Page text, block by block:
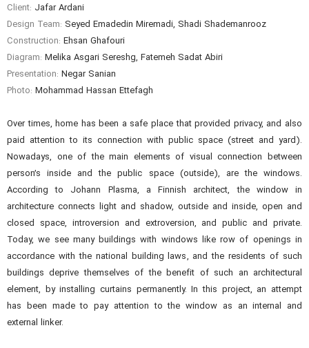
Client: Jafar Ardani
Design Team: Seyed Emadedin Miremadi, Shadi Shademanrooz
Construction: Ehsan Ghafouri
Diagram: Melika Asgari Sereshg, Fatemeh Sadat Abiri
Presentation: Negar Sanian
Photo: Mohammad Hassan Ettefagh
Over times, home has been a safe place that provided privacy, and also
paid attention to its connection with public space (street and yard).
Nowadays, one of the main elements of visual connection between
person’s inside and the public space (outside), are the windows.
According to Johann Plasma, a Finnish architect, the window in
architecture connects light and shadow, outside and inside, open and
closed space, introversion and extroversion, and public and private.
Today, we see many buildings with windows like row of openings in
accordance with the national building laws, and the residents of such
buildings deprive themselves of the benefit of such an architectural
element, by installing curtains permanently. In this project, an attempt
has been made to pay attention to the window as an internal and
external linker.